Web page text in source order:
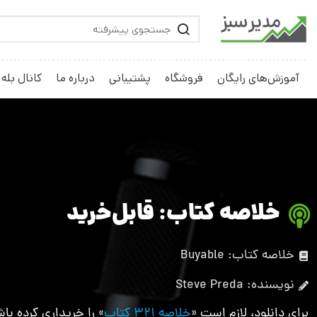
آموزش‌های رایگان فروشگاه پشتیبانی درباره ما کانال بله
خلاصه کتاب: قابل‌خرید
خلاصه کتاب: Buyable
نویسنده: Steve Preda